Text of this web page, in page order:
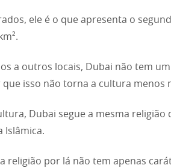
ele é o que apresenta o
a outros locais, Dubai não tem
que isso não torna a cultura menos
Dubai segue a mesma religião
Islâmica.
religião por lá não tem apenas